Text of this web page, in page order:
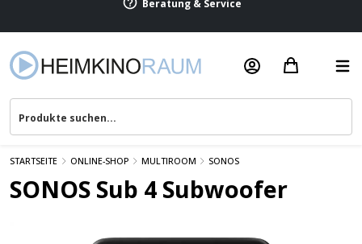
STARTSEITE ONLINE-SHOP MULTIROOM SONOS
SONOS Sub 4 Subwoofer